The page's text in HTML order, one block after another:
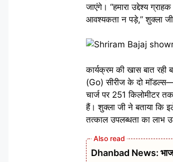
जाएंगे। “हमारा उद्देश्य
आवश्यकता न पड़े,” शुक्ला
कार्यक्रम की खास बात
(Go) सीरीज के दो
चार्ज पर 251 किलोमीटर
हैं। शुक्ला जी ने बताया कि
तत्काल उपलब्धता का लाभ
Dhanbad News: